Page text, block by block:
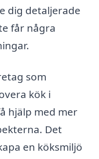
dig detaljerade
får några
som
kök i
hjälp med mer
Det
en köksmiljö